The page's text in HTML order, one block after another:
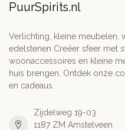
PuurSpirits.nl
Verlichting, kleine meubelen,
edelstenen Creëer sfeer met
woonaccessoires en kleine
huis brengen. Ontdek onze
en cadeaus.
Zijdelweg 19-03
1187 ZM Amstelveen